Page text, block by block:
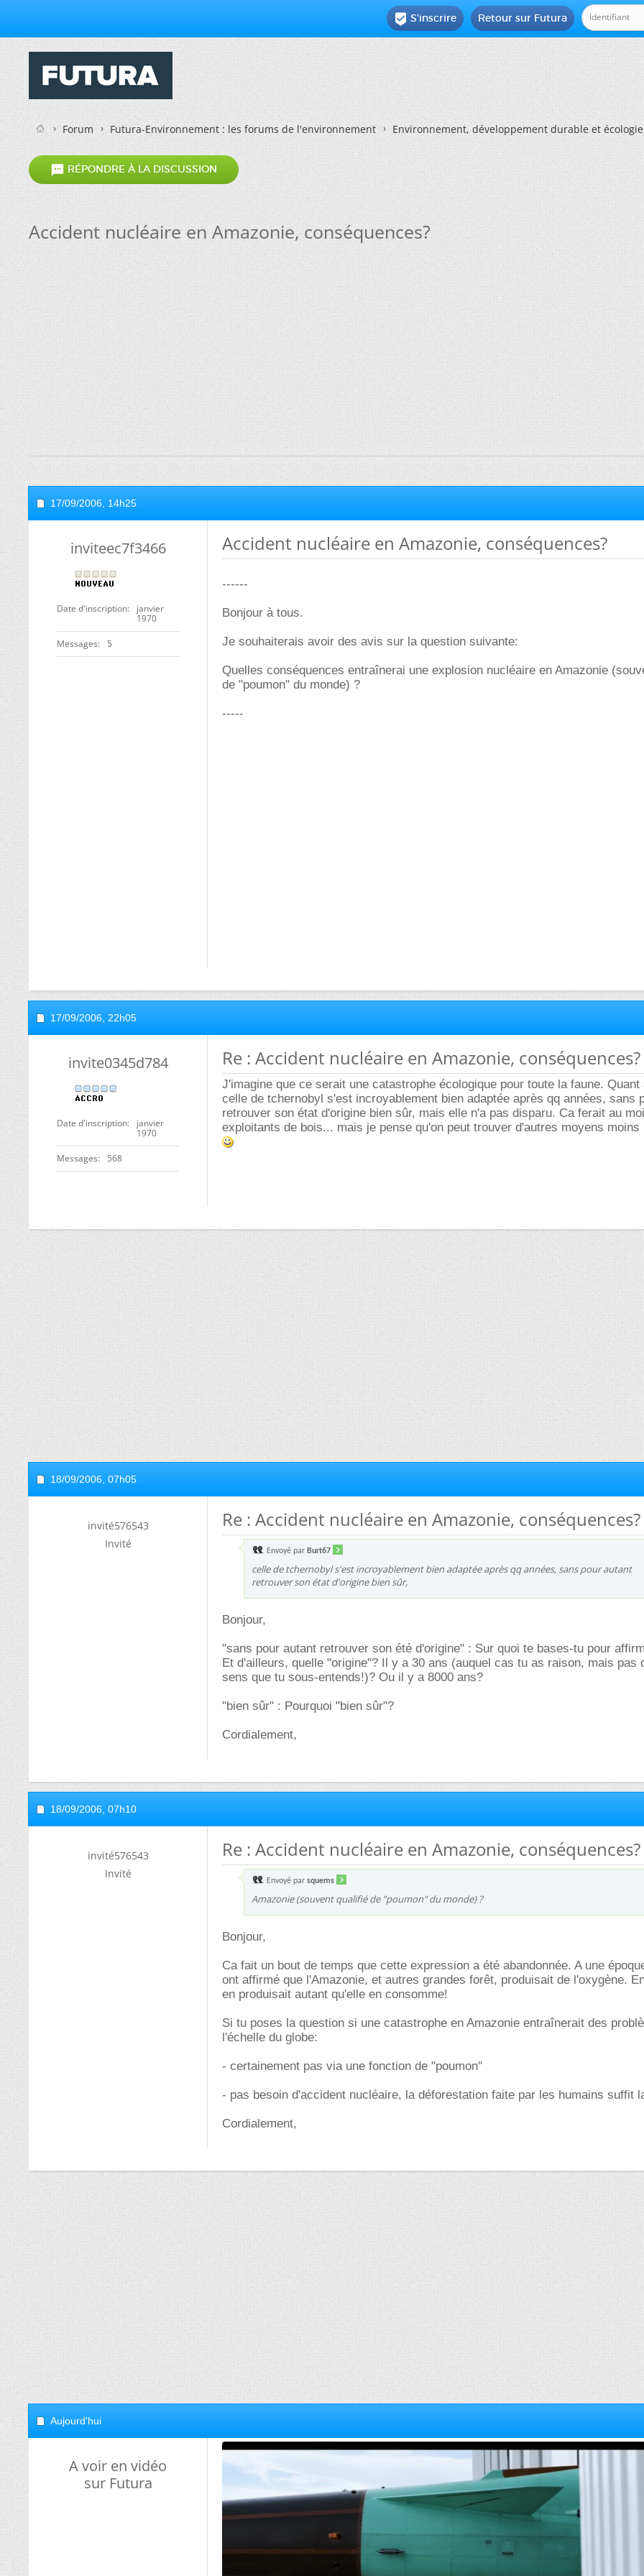
Retour sur Futura
 S'inscrire
Forum Futura-Environnement : les forums de l'environnement Environnement, développement durable et écologie
 RÉPONDRE À LA DISCUSSION
Accident nucléaire en Amazonie, conséquences?
17/09/2006, 14h25
inviteec7f3466
Date d'inscription
janvier
1970
Messages 5
Accident nucléaire en Amazonie, conséquences?
------
Bonjour à tous.
Je souhaiterais avoir des avis sur la question suivante:
Quelles conséquences entraînerai une explosion nucléaire en Amazonie
de "poumon" du monde) ?
-----
17/09/2006, 22h05
invite0345d784
Date d'inscription
janvier
1970
Messages 568
Re : Accident nucléaire en Amazonie, conséquences?
J'imagine que ce serait une catastrophe écologique pour toute la faune. Quant
celle de tchernobyl s'est incroyablement bien adaptée après qq années, sans
retrouver son état d'origine bien sûr, mais elle n'a pas disparu. Ca ferait au
exploitants de bois... mais je pense qu'on peut trouver d'autres moyens moins
18/09/2006, 07h05
invité576543
Invité
Re : Accident nucléaire en Amazonie, conséquences?
Envoyé par Burt67
celle de tchernobyl s'est incroyablement bien adaptée après qq années, sans pour autant
retrouver son état d'origine bien sûr,
Bonjour,
"sans pour autant retrouver son été d'origine" : Sur quoi te bases-tu pour
Et d'ailleurs, quelle "origine"? Il y a 30 ans (auquel cas tu as raison, mais pas
sens que tu sous-entends!)? Ou il y a 8000 ans?
"bien sûr" : Pourquoi "bien sûr"?
Cordialement,
18/09/2006, 07h10
invité576543
Invité
Re : Accident nucléaire en Amazonie, conséquences?
Envoyé par squems
Amazonie (souvent qualifié de "poumon" du monde) ?
Bonjour,
Ca fait un bout de temps que cette expression a été abandonnée. A une
ont affirmé que l'Amazonie, et autres grandes forêt, produisait de l'oxygène.
en produisait autant qu'elle en consomme!
Si tu poses la question si une catastrophe en Amazonie entraînerait des
l'échelle du globe:
- certainement pas via une fonction de "poumon"
- pas besoin d'accident nucléaire, la déforestation faite par les humains suffit
Cordialement,
Aujourd'hui
A voir en vidéo
sur Futura